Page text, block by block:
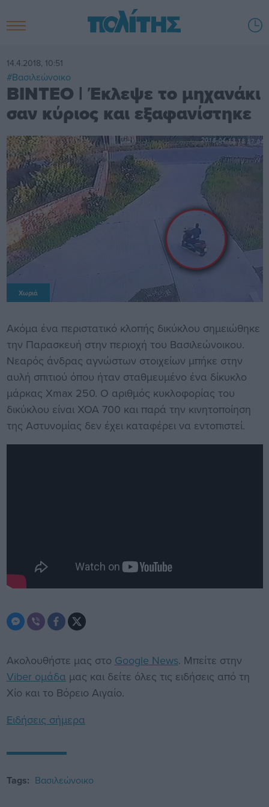
14.4.2018, 10:51
#Βασιλεώνοικο
BINTEO | Έκλεψε το μηχανάκι
σαν κύριος και εξαφανίστηκε
Χωριά
Ακόμα ένα περιστατικό κλοπής δικύκλου σημειώθηκε
την Παρασκευή στην περιοχή του Βασιλεώνοικου.
Νεαρός άνδρας αγνώστων στοιχείων μπήκε στην
αυλή σπιτιού όπου ήταν σταθμευμένο ένα δίκυκλο
μάρκας Xmax 250. Ο αριθμός κυκλοφορίας του
δικύκλου είναι ΧΟΑ 700 και παρά την κινητοποίηση
της Αστυνομίας δεν έχει καταφέρει να εντοπιστεί.
Ακολουθήστε μας στο Google News. Μπείτε στην
Viber ομάδα μας και δείτε όλες τις ειδήσεις από τη
Χίο και το Βόρειο Αιγαίο.
Ειδήσεις σήμερα
Tags: Βασιλεώνοικο